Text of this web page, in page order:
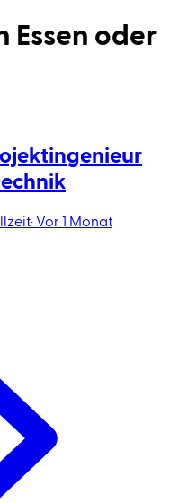
Essen oder
· Vor 1 Monat